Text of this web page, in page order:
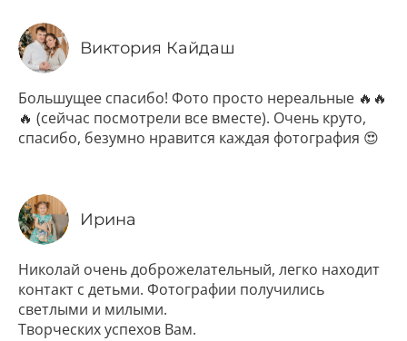
Виктория Кайдаш
Большущее спасибо! Фото просто нереальные 🔥🔥
🔥 (сейчас посмотрели все вместе). Очень круто,
спасибо, безумно нравится каждая фотография 😍
Ирина
Николай очень доброжелательный, легко находит
контакт с детьми. Фотографии получились
светлыми и милыми.
Творческих успехов Вам.